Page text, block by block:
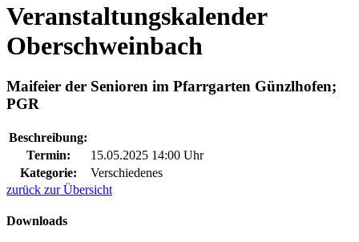
Veranstaltungskalender
Oberschweinbach
Maifeier der Senioren im Pfarrgarten Günzlhofen;
PGR
Beschreibung:
Termin:
15.05.2025 14:00 Uhr
Kategorie:
Verschiedenes
zurück zur Übersicht
Downloads